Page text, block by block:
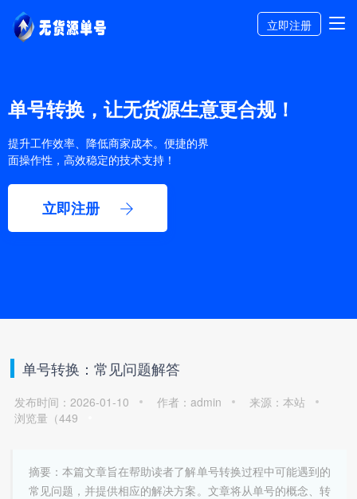
立即注册
单号转换，让无货源生意更合规！
提升工作效率、降低商家成本。便捷的界
面操作性，高效稳定的技术支持！
立即注册
单号转换：常见问题解答
发布时间：2026-01-10 作者：admin
来源：本站
浏览量（449
摘要：本篇文章旨在帮助读者了解单号转换过程中可能遇到的
常见问题，并提供相应的解决方案。文章将从单号的概念、转